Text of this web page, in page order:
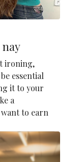
ironing,
essential
it to your
a
to earn